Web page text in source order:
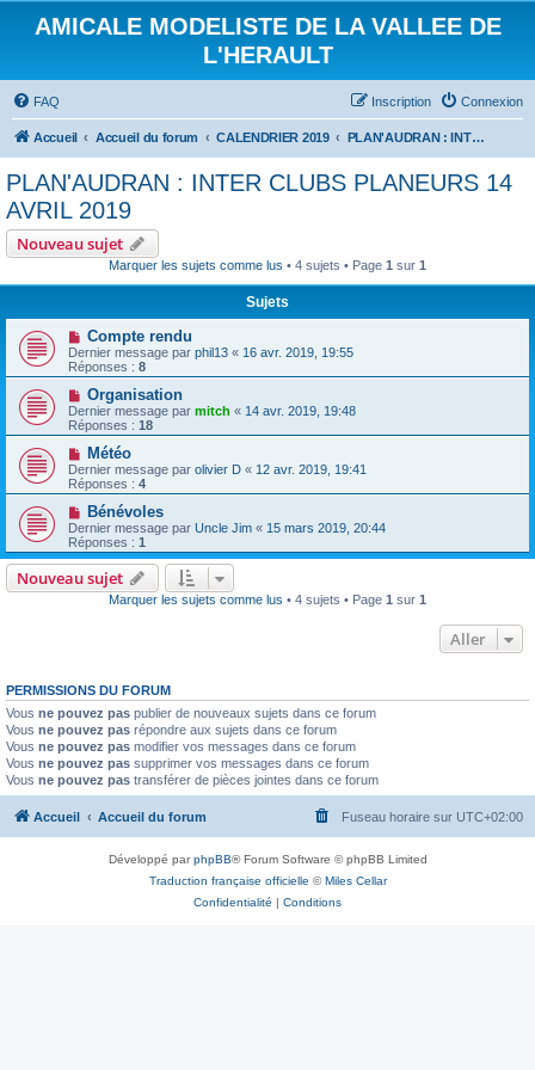
AMICALE MODELISTE DE LA VALLEE DE
L'HERAULT
FAQ Connexion
Inscription
Accueil Accueil du forum CALENDRIER 2019 PLAN'AUDRAN : INTER CLUBS PLANEURS 14 AVRIL 2019
PLAN'AUDRAN : INTER CLUBS PLANEURS 14
AVRIL 2019
Nouveau sujet
Marquer les sujets comme lus • 4 sujets • Page 1 sur 1
Sujets
Compte rendu
Dernier message par phil13 « 16 avr. 2019, 19:55
Réponses : 8
Organisation
Dernier message par mitch « 14 avr. 2019, 19:48
Réponses : 18
Météo
Dernier message par olivier D « 12 avr. 2019, 19:41
Réponses : 4
Bénévoles
Dernier message par Uncle Jim « 15 mars 2019, 20:44
Réponses : 1
Nouveau sujet
Marquer les sujets comme lus • 4 sujets • Page 1 sur 1
Aller
PERMISSIONS DU FORUM
Vous ne pouvez pas publier de nouveaux sujets dans ce forum
Vous ne pouvez pas répondre aux sujets dans ce forum
Vous ne pouvez pas modifier vos messages dans ce forum
Vous ne pouvez pas supprimer vos messages dans ce forum
Vous ne pouvez pas transférer de pièces jointes dans ce forum
Accueil Accueil du forum Fuseau horaire sur UTC+02:00
Développé parphpBB® Forum Software © phpBB Limited
Traduction française officielle ©Miles Cellar
Confidentialité | Conditions